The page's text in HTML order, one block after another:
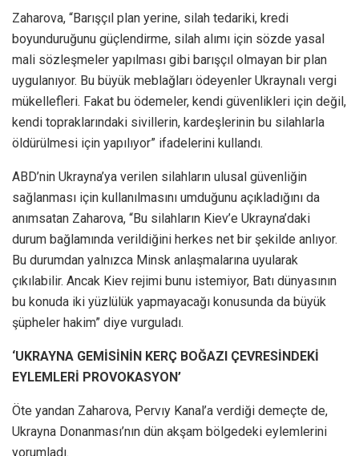
Zaharova, “Barışçıl plan yerine, silah tedariki, kredi
boyunduruğunu güçlendirme, silah alımı için sözde yasal
mali sözleşmeler yapılması gibi barışçıl olmayan bir plan
uygulanıyor. Bu büyük meblağları ödeyenler Ukraynalı vergi
mükellefleri. Fakat bu ödemeler, kendi güvenlikleri için değil,
kendi topraklarındaki sivillerin, kardeşlerinin bu silahlarla
öldürülmesi için yapılıyor” ifadelerini kullandı.
ABD’nin Ukrayna’ya verilen silahların ulusal güvenliğin
sağlanması için kullanılmasını umduğunu açıkladığını da
anımsatan Zaharova, “Bu silahların Kiev’e Ukrayna’daki
durum bağlamında verildiğini herkes net bir şekilde anlıyor.
Bu durumdan yalnızca Minsk anlaşmalarına uyularak
çıkılabilir. Ancak Kiev rejimi bunu istemiyor, Batı dünyasının
bu konuda iki yüzlülük yapmayacağı konusunda da büyük
şüpheler hakim” diye vurguladı.
‘UKRAYNA GEMİSİNİN KERÇ BOĞAZI ÇEVRESİNDEKİ
EYLEMLERİ PROVOKASYON’
Öte yandan Zaharova, Pervıy Kanal’a verdiği demeçte de,
Ukrayna Donanması’nın dün akşam bölgedeki eylemlerini
yorumladı.